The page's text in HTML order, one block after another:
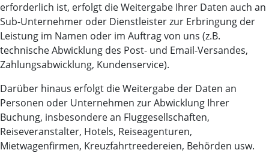
erforderlich ist, erfolgt die Weitergabe Ihrer Daten auch an
Sub-Unternehmer oder Dienstleister zur Erbringung der
Leistung im Namen oder im Auftrag von uns (z.B.
technische Abwicklung des Post- und Email-Versandes,
Zahlungsabwicklung, Kundenservice).
Darüber hinaus erfolgt die Weitergabe der Daten an
Personen oder Unternehmen zur Abwicklung Ihrer
Buchung, insbesondere an Fluggesellschaften,
Reiseveranstalter, Hotels, Reiseagenturen,
Mietwagenfirmen, Kreuzfahrtreedereien, Behörden usw.